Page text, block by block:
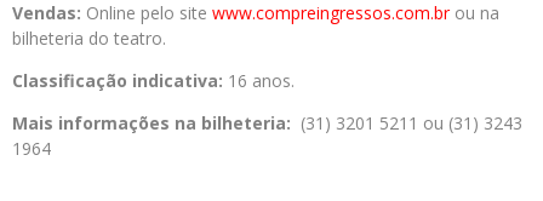
Vendas: Online pelo site www.compreingressos.com.brou na
bilheteria do teatro.
Classificação indicativa: 16 anos.
Mais informações na bilheteria: (31) 3201 5211 ou (31) 3243
1964